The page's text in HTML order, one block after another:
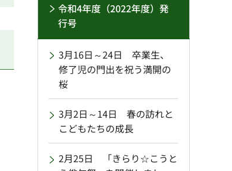
令和4年度（2022年度）発
行号
3月16日～24日 卒業生、
修了児の門出を祝う満開の
桜
3月2日～14日 春の訪れと
こどもたちの成長
2月25日 「きらり☆こうと